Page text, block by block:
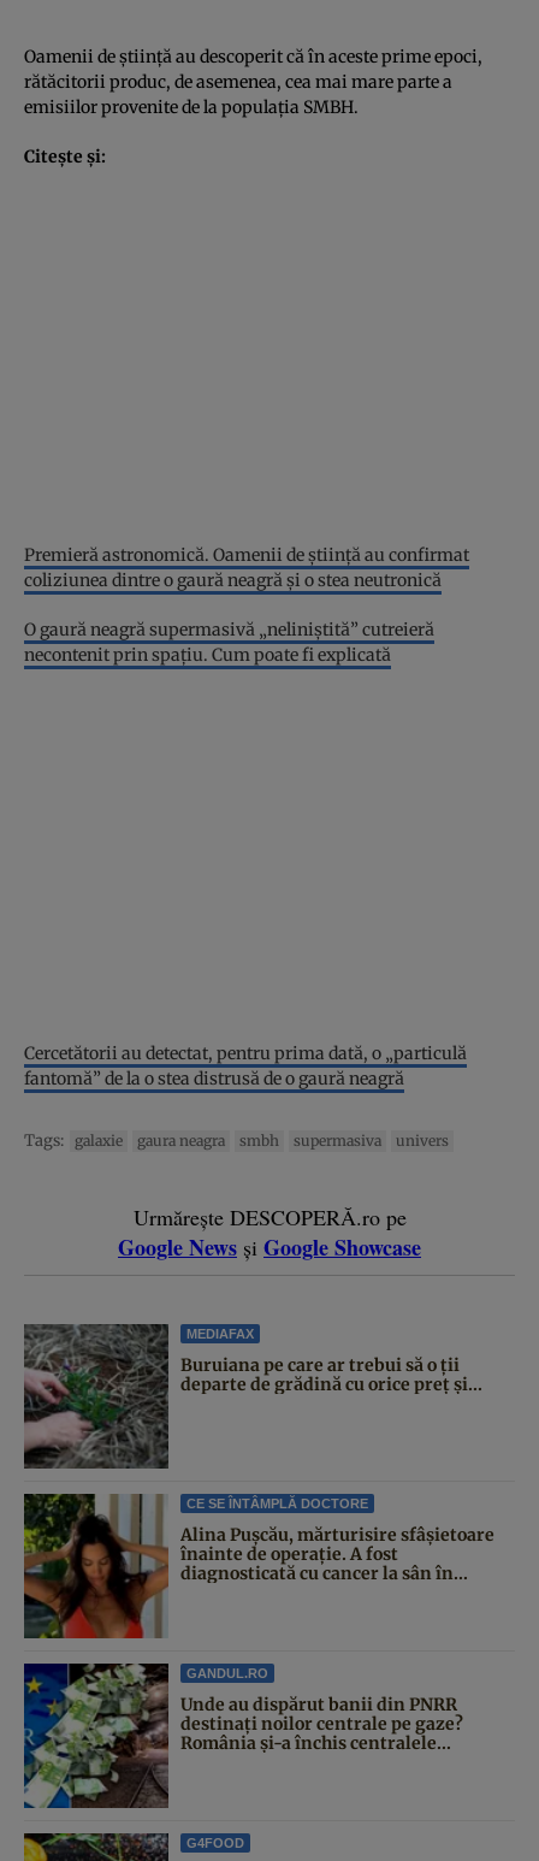
Oamenii de știință au descoperit că în aceste prime epoci,
rătăcitorii produc, de asemenea, cea mai mare parte a
emisiilor provenite de la populația SMBH.
Citește și:
Premieră astronomică. Oamenii de știință au confirmat
coliziunea dintre o gaură neagră și o stea neutronică
O gaură neagră supermasivă „neliniștită” cutreieră
necontenit prin spațiu. Cum poate fi explicată
Cercetătorii au detectat, pentru prima dată, o „particulă
fantomă” de la o stea distrusă de o gaură neagră
Tags: galaxie gaura neagra smbh supermasiva univers
Urmărește DESCOPERĂ.ro pe
Google News și Google Showcase
MEDIAFAX
Buruiana pe care ar trebui să o ții
departe de grădină cu orice preț și...
CE SE ÎNTÂMPLĂ DOCTORE
Alina Pușcău, mărturisire sfâșietoare
înainte de operație. A fost
diagnosticată cu cancer la sân în...
GANDUL.RO
Unde au dispărut banii din PNRR
destinați noilor centrale pe gaze?
România și-a închis centralele...
G4FOOD